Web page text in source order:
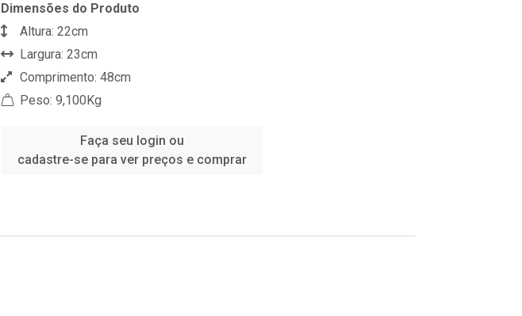
Dimensões do Produto
Altura: 22cm
Largura: 23cm
Comprimento: 48cm
Peso: 9,100Kg
Faça seu login ou
cadastre-se para ver preços e comprar